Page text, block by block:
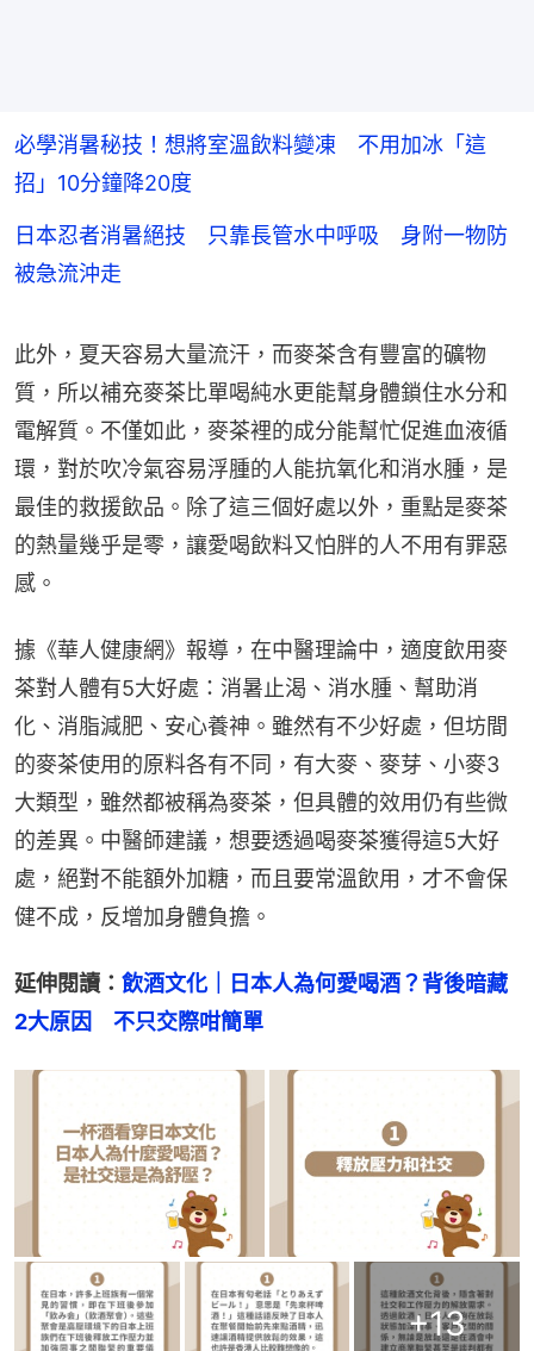
必學消暑秘技！想將室溫飲料變凍 不用加冰「這
招」10分鐘降20度
日本忍者消暑絕技 只靠長管水中呼吸 身附一物防
被急流沖走
此外，夏天容易大量流汗，而麥茶含有豐富的礦物
質，所以補充麥茶比單喝純水更能幫身體鎖住水分和
電解質。不僅如此，麥茶裡的成分能幫忙促進血液循
環，對於吹冷氣容易浮腫的人能抗氧化和消水腫，是
最佳的救援飲品。除了這三個好處以外，重點是麥茶
的熱量幾乎是零，讓愛喝飲料又怕胖的人不用有罪惡
感。
據《華人健康網》報導，在中醫理論中，適度飲用麥
茶對人體有5大好處：消暑止渴、消水腫、幫助消
化、消脂減肥、安心養神。雖然有不少好處，但坊間
的麥茶使用的原料各有不同，有大麥、麥芽、小麥3
大類型，雖然都被稱為麥茶，但具體的效用仍有些微
的差異。中醫師建議，想要透過喝麥茶獲得這5大好
處，絕對不能額外加糖，而且要常溫飲用，才不會保
健不成，反增加身體負擔。
延伸閱讀： 飲酒文化｜日本人為何愛喝酒？背後暗藏
2大原因　不只交際咁簡單
+13